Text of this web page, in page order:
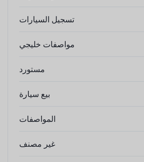
تسجيل السيارات
مواصفات خليجي
مستورد
بيع سيارة
المواصفات
غير مصنف